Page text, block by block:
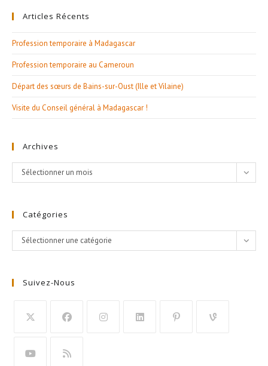
Articles Récents
Profession temporaire à Madagascar
Profession temporaire au Cameroun
Départ des sœurs de Bains-sur-Oust (Ille et Vilaine)
Visite du Conseil général à Madagascar !
Archives
Archives
Sélectionner un mois
Catégories
Catégories
Sélectionner une catégorie
Suivez-Nous